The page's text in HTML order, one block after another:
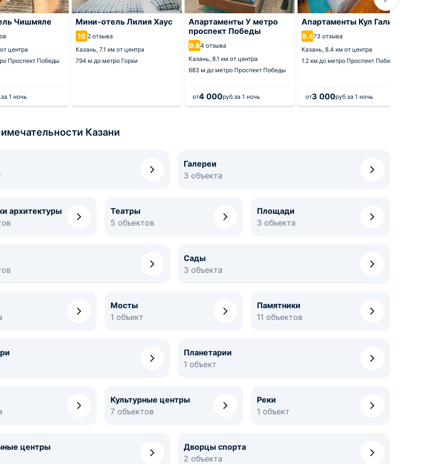
Чишмяле
центра
Проспект Победы
за 1 ночь
Мини-отель Лилия Хаус
10 2 отзыва
Казань, 7.1 км от центра
794 м до метро Горки
Апартаменты У метро
проспект Победы
9.84 отзыва
Казань, 8.1 км от центра
683 м до метро Проспект Победы
от4 000руб.за 1 ночь
Апартаменты Кул Гали
9.473 отзыва
Казань, 8.4 км от центра
1.2 км до метро Проспект Победы
от3 000руб.за 1 ночь
Казани
Галереи
3 объекта
архитектуры
Театры
5 объектов
Площади
3 объекта
Сады
3 объекта
Мосты
1 объект
Памятники
11 объектов
Планетарии
1 объект
Культурные центры
7 объектов
Реки
1 объект
центры
Дворцы спорта
2 объекта